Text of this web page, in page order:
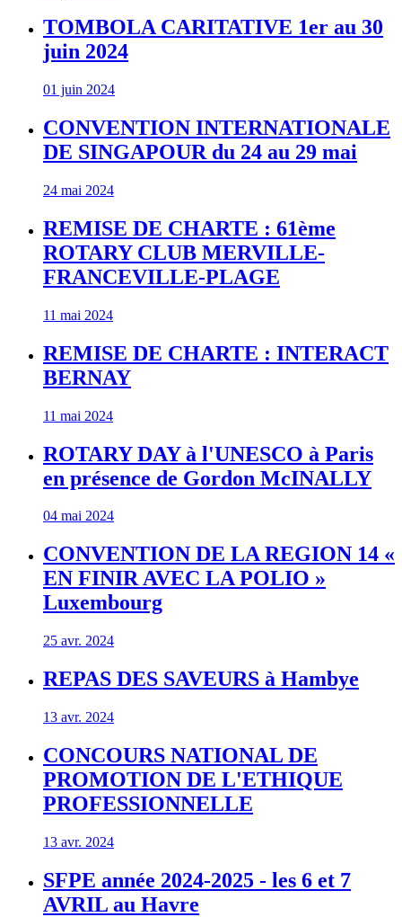
TOMBOLA CARITATIVE 1er au 30
juin 2024
01 juin 2024
CONVENTION INTERNATIONALE
DE SINGAPOUR du 24 au 29 mai
24 mai 2024
REMISE DE CHARTE : 61ème
ROTARY CLUB MERVILLE-
FRANCEVILLE-PLAGE
11 mai 2024
REMISE DE CHARTE : INTERACT
BERNAY
11 mai 2024
ROTARY DAY à l'UNESCO à Paris
en présence de Gordon McINALLY
04 mai 2024
CONVENTION DE LA REGION 14 «
EN FINIR AVEC LA POLIO »
Luxembourg
25 avr. 2024
REPAS DES SAVEURS à Hambye
13 avr. 2024
CONCOURS NATIONAL DE
PROMOTION DE L'ETHIQUE
PROFESSIONNELLE
13 avr. 2024
SFPE année 2024-2025 - les 6 et 7
AVRIL au Havre